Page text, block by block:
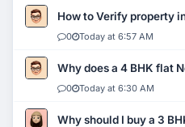
How to Verify property
0 Today at 6:57 AM
Why does a 4 BHK flat
0 Today at 6:30 AM
Why should I buy a 3